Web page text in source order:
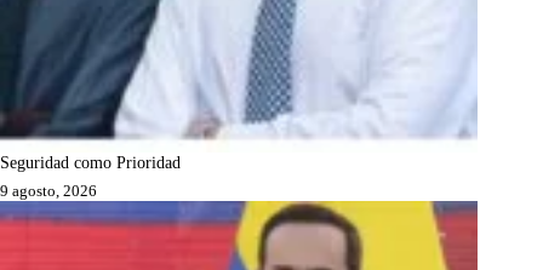
Seguridad como Prioridad
9 agosto, 2026